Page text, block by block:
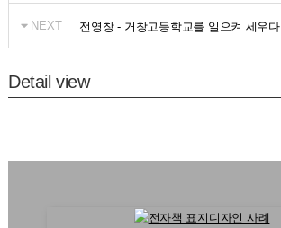
NEXT 전영창 - 거창고등학교를 일으켜 세우다
Detail view